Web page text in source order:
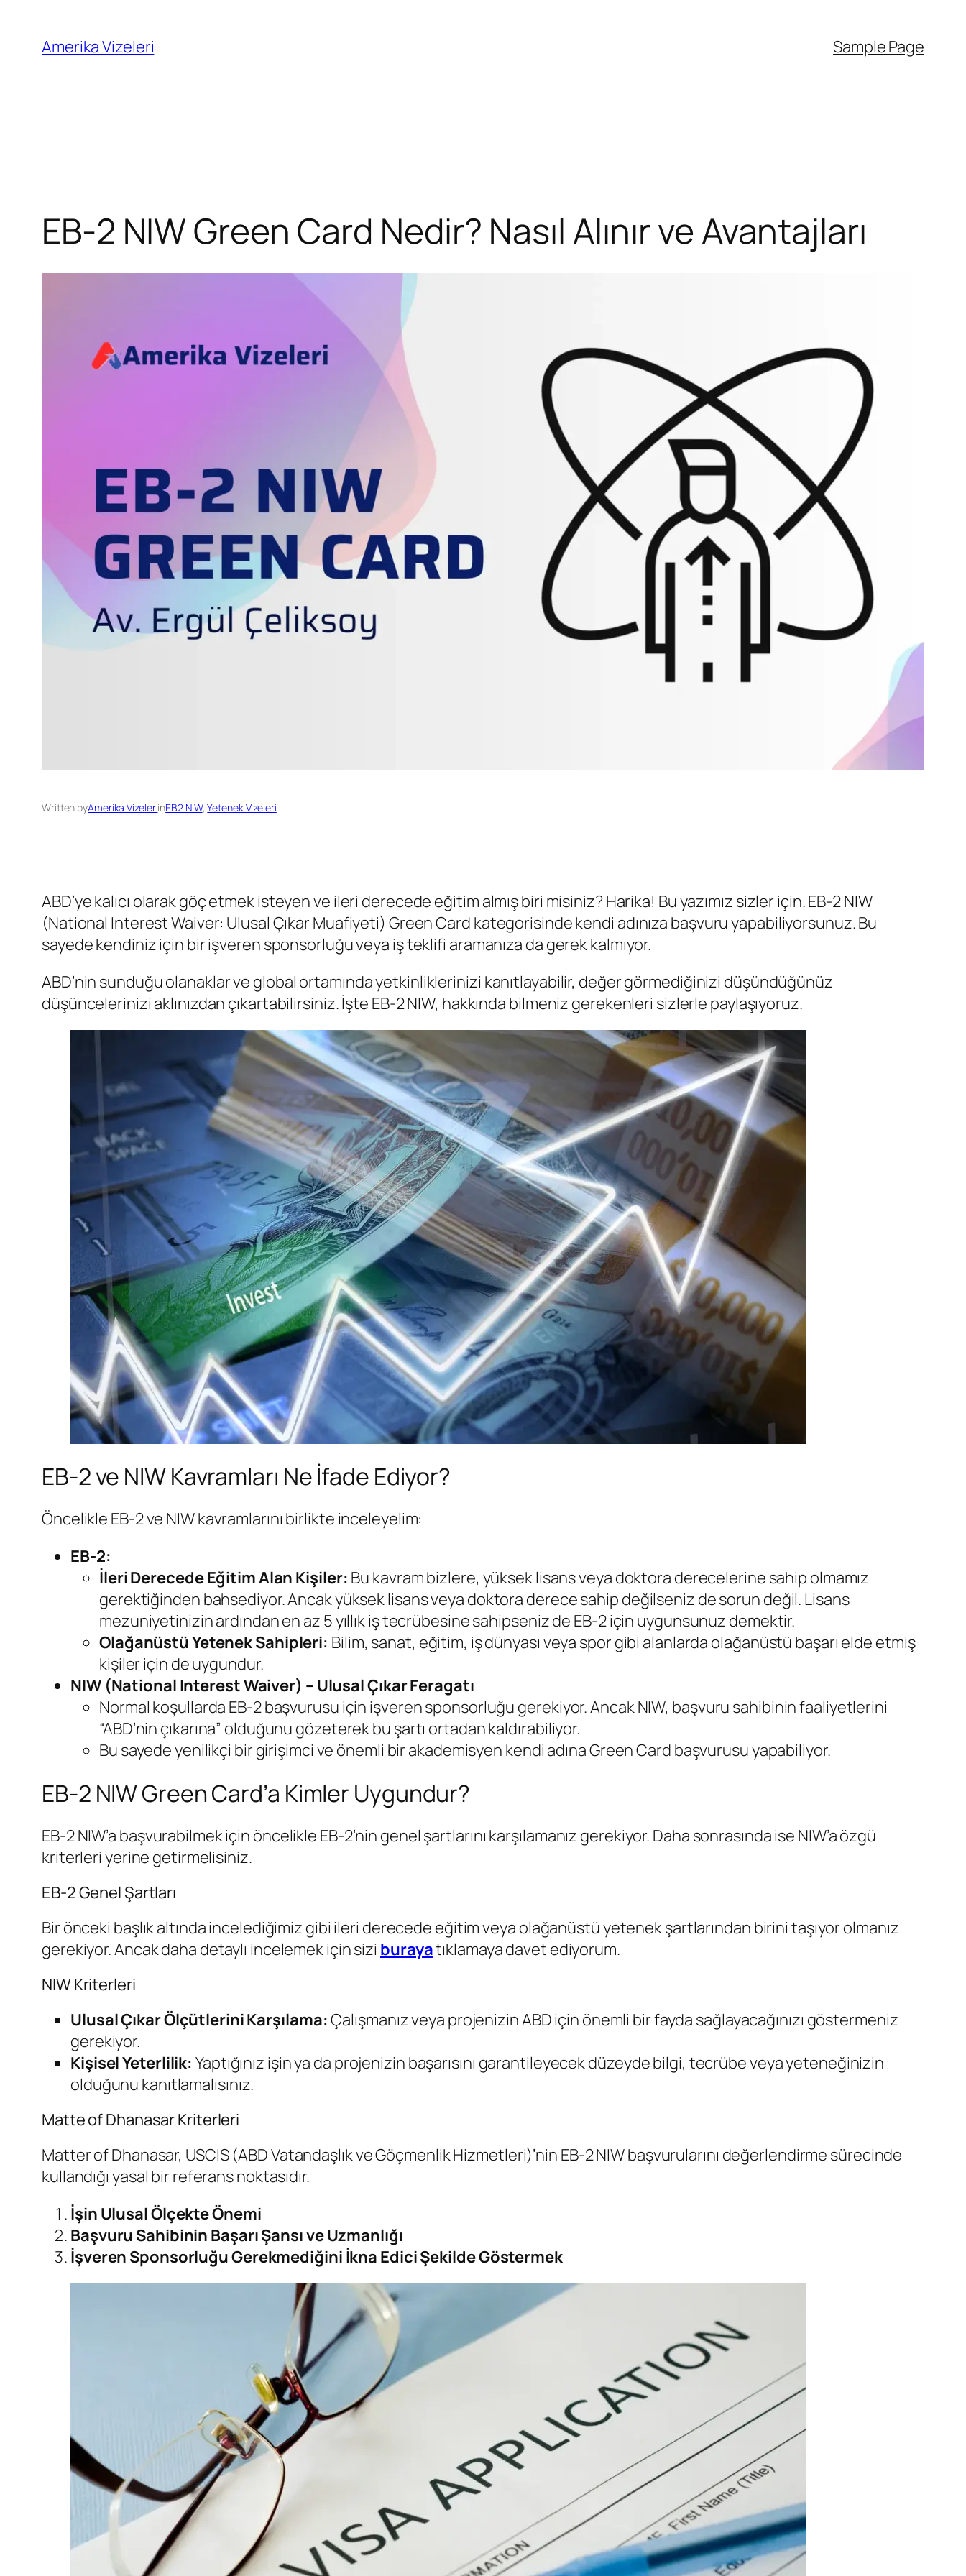
Amerika Vizeleri Sample Page
EB-2 NIW Green Card Nedir? Nasıl Alınır ve Avantajları
Written byAmerika VizeleriinEB2 NIW, Yetenek Vizeleri
ABD’ye kalıcı olarak göç etmek isteyen ve ileri derecede eğitim almış biri misiniz? Harika! Bu yazımız sizler için. EB-2 NIW
(National Interest Waiver: Ulusal Çıkar Muafiyeti) Green Card kategorisinde kendi adınıza başvuru yapabiliyorsunuz. Bu
sayede kendiniz için bir işveren sponsorluğu veya iş teklifi aramanıza da gerek kalmıyor.
ABD’nin sunduğu olanaklar ve global ortamında yetkinliklerinizi kanıtlayabilir, değer görmediğinizi düşündüğünüz
düşüncelerinizi aklınızdan çıkartabilirsiniz. İşte EB-2 NIW, hakkında bilmeniz gerekenleri sizlerle paylaşıyoruz.
EB-2 ve NIW Kavramları Ne İfade Ediyor?
Öncelikle EB-2 ve NIW kavramlarını birlikte inceleyelim:
EB-2:
İleri Derecede Eğitim Alan Kişiler: Bu kavram bizlere, yüksek lisans veya doktora derecelerine sahip olmamız
gerektiğinden bahsediyor. Ancak yüksek lisans veya doktora derece sahip değilseniz de sorun değil. Lisans
mezuniyetinizin ardından en az 5 yıllık iş tecrübesine sahipseniz de EB-2 için uygunsunuz demektir.
Olağanüstü Yetenek Sahipleri: Bilim, sanat, eğitim, iş dünyası veya spor gibi alanlarda olağanüstü başarı elde etmiş
kişiler için de uygundur.
NIW (National Interest Waiver) – Ulusal Çıkar Feragatı
Normal koşullarda EB-2 başvurusu için işveren sponsorluğu gerekiyor. Ancak NIW, başvuru sahibinin faaliyetlerini
“ABD’nin çıkarına” olduğunu gözeterek bu şartı ortadan kaldırabiliyor.
Bu sayede yenilikçi bir girişimci ve önemli bir akademisyen kendi adına Green Card başvurusu yapabiliyor.
EB-2 NIW Green Card’a Kimler Uygundur?
EB-2 NIW’a başvurabilmek için öncelikle EB-2’nin genel şartlarını karşılamanız gerekiyor. Daha sonrasında ise NIW’a özgü
kriterleri yerine getirmelisiniz.
EB-2 Genel Şartları
Bir önceki başlık altında incelediğimiz gibi ileri derecede eğitim veya olağanüstü yetenek şartlarından birini taşıyor olmanız
gerekiyor. Ancak daha detaylı incelemek için sizi burayatıklamaya davet ediyorum.
NIW Kriterleri
Ulusal Çıkar Ölçütlerini Karşılama:Çalışmanız veya projenizin ABD için önemli bir fayda sağlayacağınızı göstermeniz
gerekiyor.
Kişisel Yeterlilik: Yaptığınız işin ya da projenizin başarısını garantileyecek düzeyde bilgi, tecrübe veya yeteneğinizin
olduğunu kanıtlamalısınız.
Matte of Dhanasar Kriterleri
Matter of Dhanasar, USCIS (ABD Vatandaşlık ve Göçmenlik Hizmetleri)’nin EB-2 NIW başvurularını değerlendirme sürecinde
kullandığı yasal bir referans noktasıdır.
İşin Ulusal Ölçekte Önemi
Başvuru Sahibinin Başarı Şansı ve Uzmanlığı
İşveren Sponsorluğu Gerekmediğini İkna Edici Şekilde Göstermek